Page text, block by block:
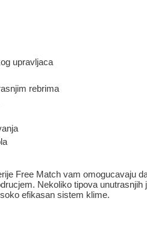
upravljaca
rebrima
Free Match vam omogucavaju
Nekoliko tipova
efikasan sistem klime.